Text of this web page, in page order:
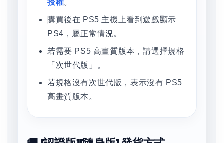
授權。
購買後在 PS5 主機上看到遊戲顯示
PS4，屬正常情況。
若需要 PS5 高畫質版本，請選擇規格
「次世代版」。
若規格沒有次世代版，表示沒有 PS5
高畫質版本。